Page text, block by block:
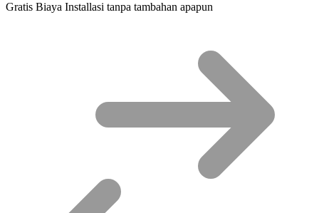
Gratis Biaya Installasi tanpa tambahan apapun